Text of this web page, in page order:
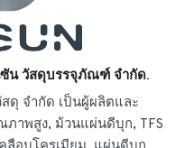
ซัน วัสดุบรรจุภัณฑ์ จำกัด.
จำกัด เป็นผู้ผลิตและ
าพสูง, ม้วนแผ่นดีบุก, TFS